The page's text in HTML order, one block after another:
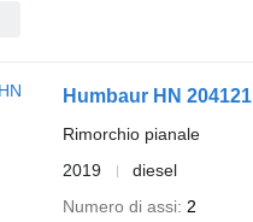
Humbaur HN 204121
Rimorchio pianale
2019
diesel
Numero di assi 2